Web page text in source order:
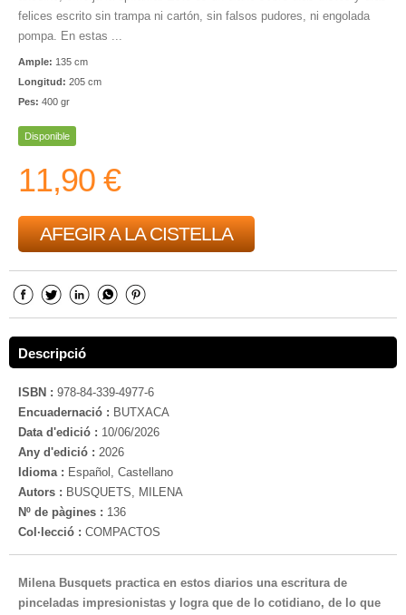
felices escrito sin trampa ni cartón, sin falsos pudores, ni engolada
pompa. En estas ...
Ample: 135 cm
Longitud: 205 cm
Pes: 400 gr
Disponible
11,90 €
AFEGIR A LA CISTELLA
Descripció
ISBN : 978-84-339-4977-6
Encuadernació : BUTXACA
Data d'edició : 10/06/2026
Any d'edició : 2026
Idioma : Español, Castellano
Autors : BUSQUETS, MILENA
Nº de pàgines : 136
Col·lecció : COMPACTOS
Milena Busquets practica en estos diarios una escritura de
pinceladas impresionistas y logra que de lo cotidiano, de lo que